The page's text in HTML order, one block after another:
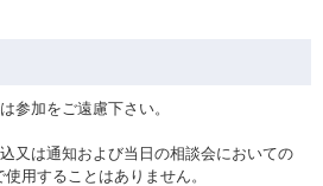
参加をご遠慮下さい。
又は通知および当日の相談会においての
用することはありません。